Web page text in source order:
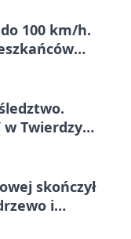
100 km/h.
w Twierdzy
skończył
i